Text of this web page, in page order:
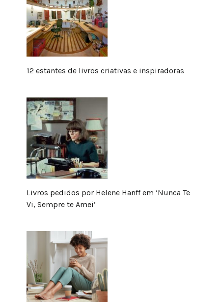
12 estantes de livros criativas e inspiradoras
Livros pedidos por Helene Hanff em ‘Nunca Te
Vi, Sempre te Amei’